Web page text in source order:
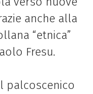
anche alla
“etnica”
Fresu.
palcoscenico